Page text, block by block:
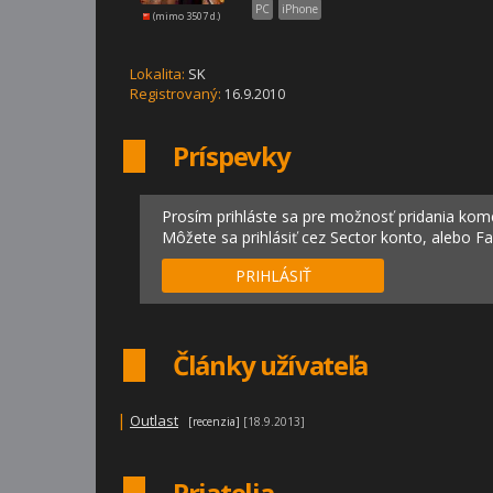
(mimo 3507 d.) PC iPhone
Lokalita: SK
Registrovaný: 16.9.2010
Príspevky
Prosím prihláste sa pre možnosť pridania
Môžete sa prihlásiť cez Sector konto, alebo
PRIHLÁSIŤ
Články užívateľa
| Outlast [recenzia] [18.9.2013]